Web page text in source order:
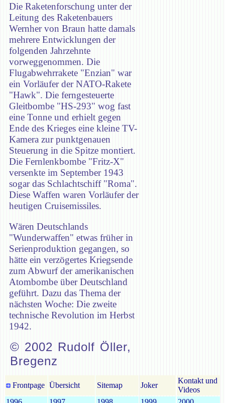
Die Raketenforschung unter der
Leitung des Raketenbauers
Wernher von Braun hatte damals
mehrere Entwicklungen der
folgenden Jahrzehnte
vorweggenommen. Die
Flugabwehrrakete "Enzian" war
ein Vorläufer der NATO-Rakete
"Hawk". Die ferngesteuerte
Gleitbombe "HS-293" wog fast
eine Tonne und erhielt gegen
Ende des Krieges eine kleine TV-
Kamera zur punktgenauen
Steuerung in die Spitze montiert.
Die Fernlenkbombe "Fritz-X"
versenkte im September 1943
sogar das Schlachtschiff "Roma".
Diese Waffen waren Vorläufer der
heutigen Cruisemissiles.
Wären Deutschlands
"Wunderwaffen" etwas früher in
Serienproduktion gegangen, so
hätte ein verzögertes Kriegsende
zum Abwurf der amerikanischen
Atombombe über Deutschland
geführt. Dazu das Thema der
nächsten Woche: Die zweite
technische Revolution im Herbst
1942.
© 2002 Rudolf Öller,
Bregenz
Frontpage Übersicht Sitemap Joker
Kontakt und
Videos